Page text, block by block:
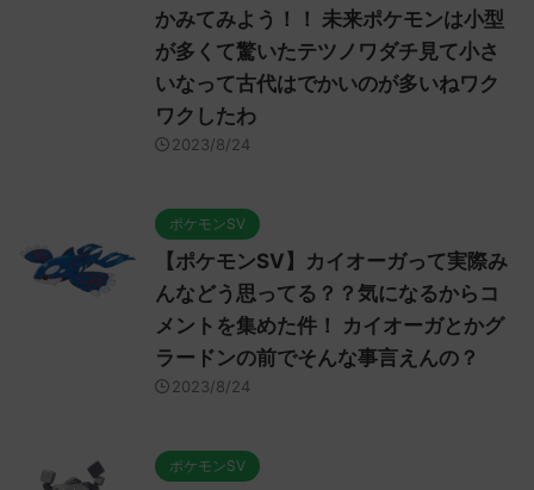
かみてみよう！！ 未来ポケモンは小型
が多くて驚いたテツノワダチ見て小さ
いなって古代はでかいのが多いねワク
ワクしたわ
2023/8/24
ポケモンSV
【ポケモンSV】カイオーガって実際み
んなどう思ってる？？気になるからコ
メントを集めた件！ カイオーガとかグ
ラードンの前でそんな事言えんの？
2023/8/24
ポケモンSV